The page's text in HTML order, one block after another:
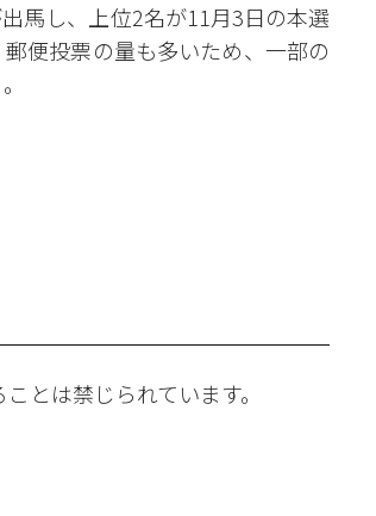
馬し、上位2名が11月3日の本選
便投票の量も多いため、一部の
とは禁じられています。